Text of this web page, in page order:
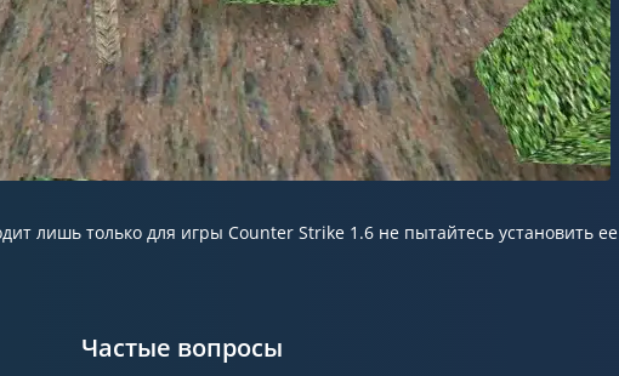
лишь только для игры Counter Strike 1.6 не пытайтесь установить ее
Частые вопросы